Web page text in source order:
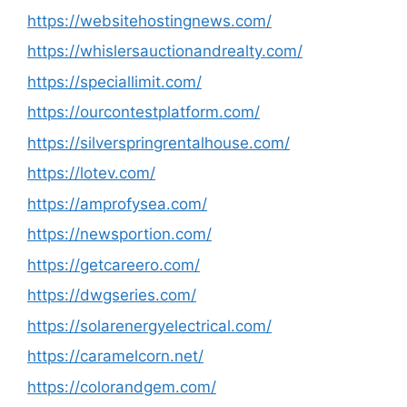
https://websitehostingnews.com/
https://whislersauctionandrealty.com/
https://speciallimit.com/
https://ourcontestplatform.com/
https://silverspringrentalhouse.com/
https://lotev.com/
https://amprofysea.com/
https://newsportion.com/
https://getcareero.com/
https://dwgseries.com/
https://solarenergyelectrical.com/
https://caramelcorn.net/
https://colorandgem.com/